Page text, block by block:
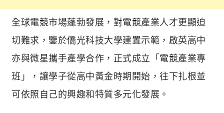
全球電競市場蓬勃發展，對電競產業人才更顯迫
切難求，鑒於僑光科技大學建置示範，啟英高中
亦與微星攜手產學合作，正式成立「電競產業專
班」，讓學子從高中黃金時期開始，往下扎根並
可依照自己的興趣和特質多元化發展。